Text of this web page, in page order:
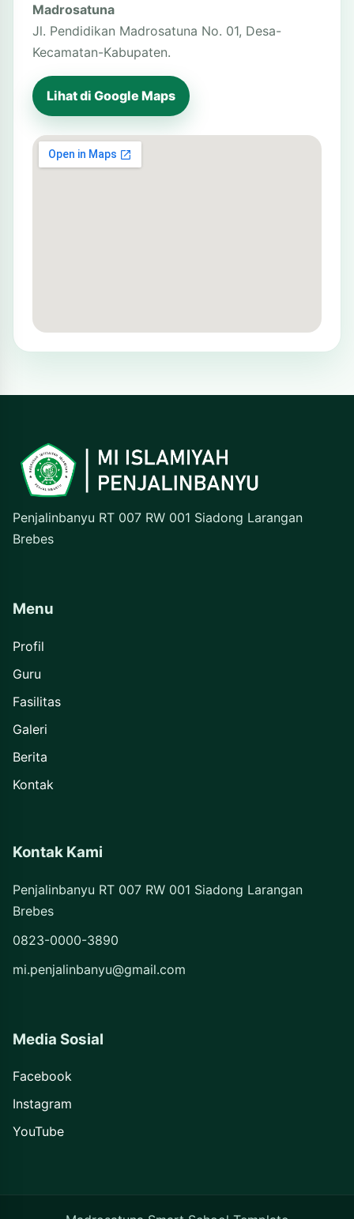
Madrosatuna
Jl. Pendidikan Madrosatuna No. 01, Desa-
Kecamatan-Kabupaten.
Lihat di Google Maps
Penjalinbanyu RT 007 RW 001 Siadong Larangan
Brebes
Menu
Profil
Guru
Fasilitas
Galeri
Berita
Kontak
Kontak Kami
Penjalinbanyu RT 007 RW 001 Siadong Larangan
Brebes
0823-0000-3890
mi.penjalinbanyu@gmail.com
Media Sosial
Facebook
Instagram
YouTube